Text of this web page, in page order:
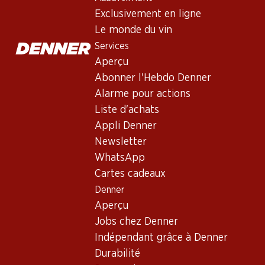
Exclusivement en ligne
Le monde du vin
Services
Aperçu
Abonner l'Hebdo Denner
Alarme pour actions
Liste d'achats
Appli Denner
Newsletter
WhatsApp
Cartes cadeaux
Denner
Aperçu
Jobs chez Denner
Indépendant grâce à Denner
Durabilité
Les vins de dessert - bien